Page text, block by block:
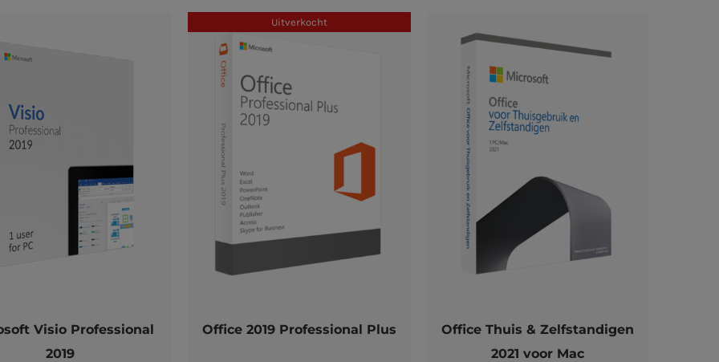
Visio Professional
2019
Uitverkocht
Office 2019 Professional Plus
Office Thuis & Zelfstandigen
2021 voor Mac